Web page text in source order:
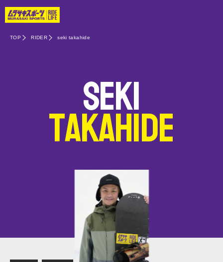
TOP RIDER seki takahide
seki
takahide